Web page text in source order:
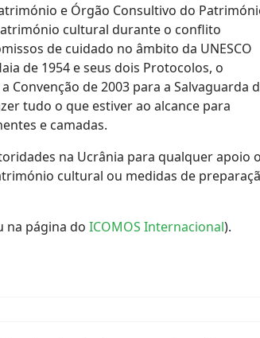
e Órgão Consultivo do
cultural durante o conflito
de cuidado no âmbito da UNESCO
de 1954 e seus dois Protocolos, o
Convenção de 2003 para a Salvaguarda
tudo o que estiver ao alcance para
e camadas.
na Ucrânia para qualquer apoio
cultural ou medidas de
na página do ICOMOS Internacional).